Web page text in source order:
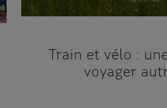
Train et vélo :
voyager